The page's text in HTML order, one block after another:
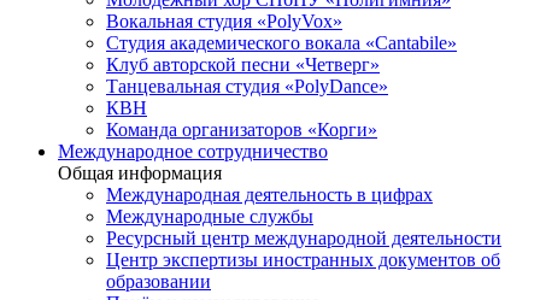
Вокальная студия «PolyVox»
Студия академического вокала «Cantabile»
Клуб авторской песни «Четверг»
Танцевальная студия «PolyDance»
КВН
Команда организаторов «Корги»
Международное сотрудничество
Общая информация
Международная деятельность в цифрах
Международные службы
Ресурсный центр международной деятельности
Центр экспертизы иностранных документов об
образовании